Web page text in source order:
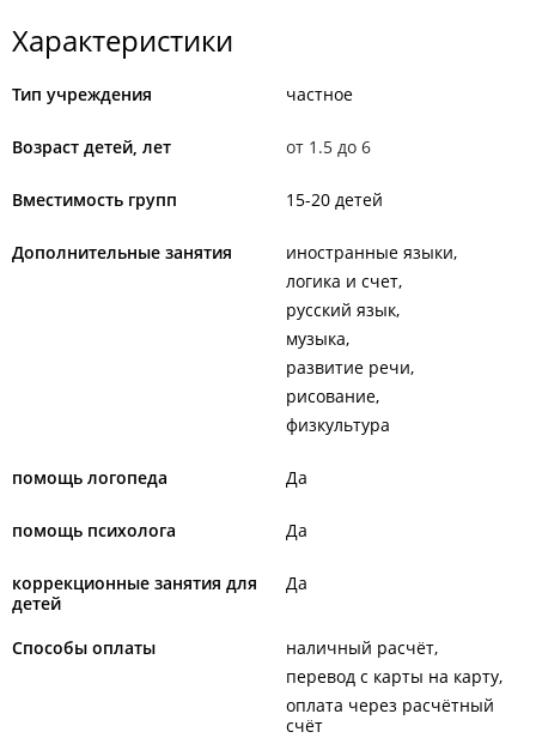
Характеристики
Тип учреждения частное
Возраст детей, лет от 1.5 до 6
Вместимость групп 15-20 детей
Дополнительные занятия
иностранные языки
логика и счет
русский язык
музыка
развитие речи
рисование
физкультура
помощь логопеда Да
помощь психолога Да
коррекционные занятия для
детей
Да
Способы оплаты
наличный расчёт
перевод с карты на карту
оплата через расчётный
счёт